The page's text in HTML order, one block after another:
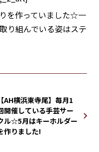
を作っていました☆一
り組んでいる姿はステ
【AH横浜東寺尾】毎月1
開催している手芸サー
ル☆5月はキーホルダー
作りました!